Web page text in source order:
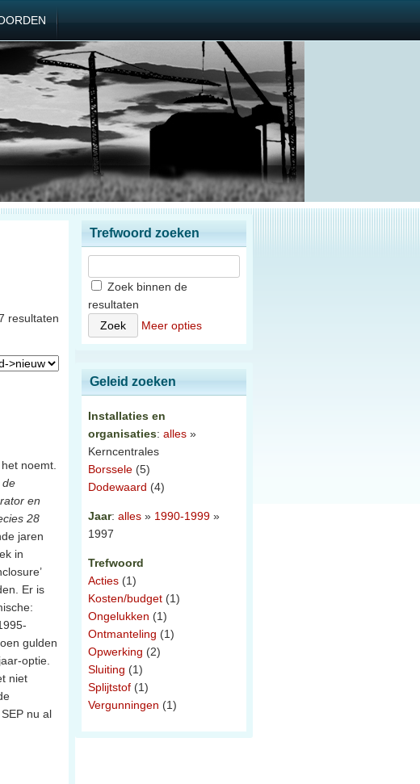
resultaten
noemt.
de
en
28
jaren
in
Er is
gulden
optie.
niet
nu al
Trefwoord zoeken
Zoek binnen de
resultaten
Meer opties
Geleid zoeken
Installaties en
organisaties: alles »
Kerncentrales
Borssele (5)
Dodewaard (4)
Jaar: alles » 1990-1999 »
1997
Trefwoord
Acties (1)
Kosten/budget (1)
Ongelukken (1)
Ontmanteling (1)
Opwerking (2)
Sluiting (1)
Splijtstof (1)
Vergunningen (1)